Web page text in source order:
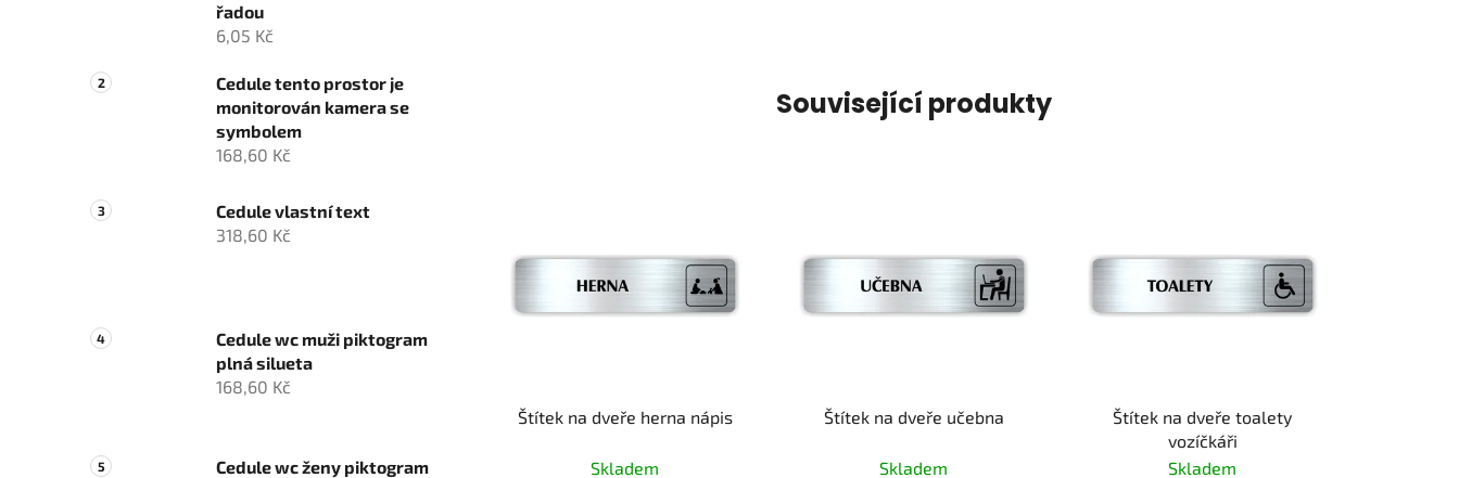
řadou
6,05 Kč
Cedule tento prostor je
monitorován kamera se
symbolem
168,60 Kč
Cedule vlastní text
318,60 Kč
Cedule wc muži piktogram
plná silueta
168,60 Kč
Cedule wc ženy piktogram
Související produkty
Štítek na dveře herna nápis
Skladem
Štítek na dveře učebna
Skladem
Štítek na dveře toalety
vozíčkáři
Skladem